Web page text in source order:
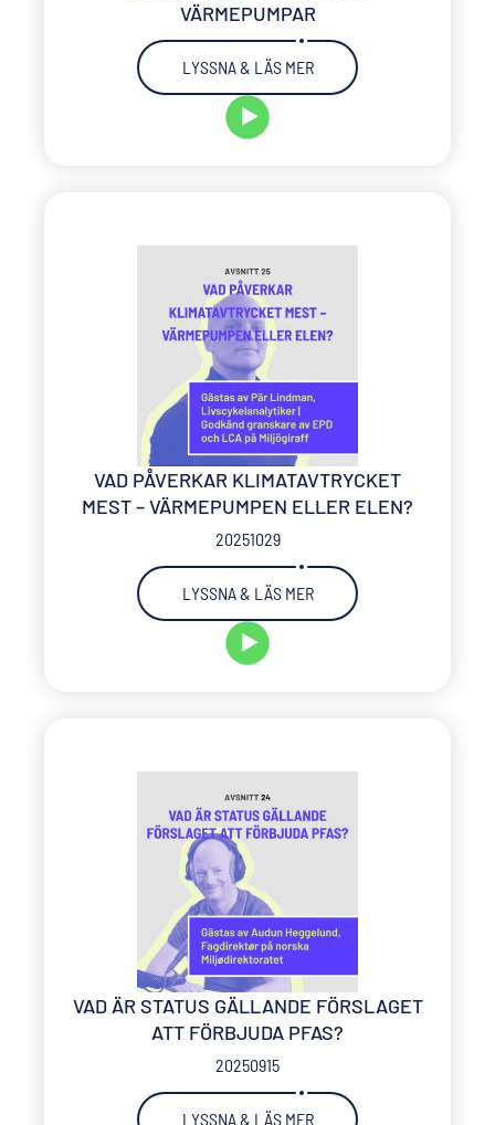
VÄRMEPUMPAR
LYSSNA & LÄS MER
VAD PÅVERKAR KLIMATAVTRYCKET
MEST – VÄRMEPUMPEN ELLER ELEN?
20251029
LYSSNA & LÄS MER
VAD ÄR STATUS GÄLLANDE FÖRSLAGET
ATT FÖRBJUDA PFAS?
20250915
LYSSNA & LÄS MER